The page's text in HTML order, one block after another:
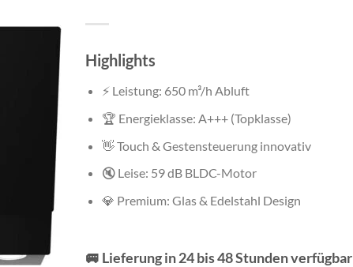
Highlights
⚡ Leistung: 650 m³/h Abluft
🏆 Energieklasse: A+++ (Topklasse)
👋 Touch & Gestensteuerung innovativ
🔇 Leise: 59 dB BLDC-Motor
💎 Premium: Glas & Edelstahl Design
🚐 Lieferung in 24 bis 48 Stunden verfügbar